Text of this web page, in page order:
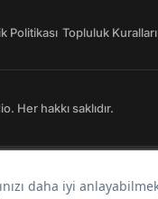
Politikası Topluluk Kuralları
Her hakkı saklıdır.